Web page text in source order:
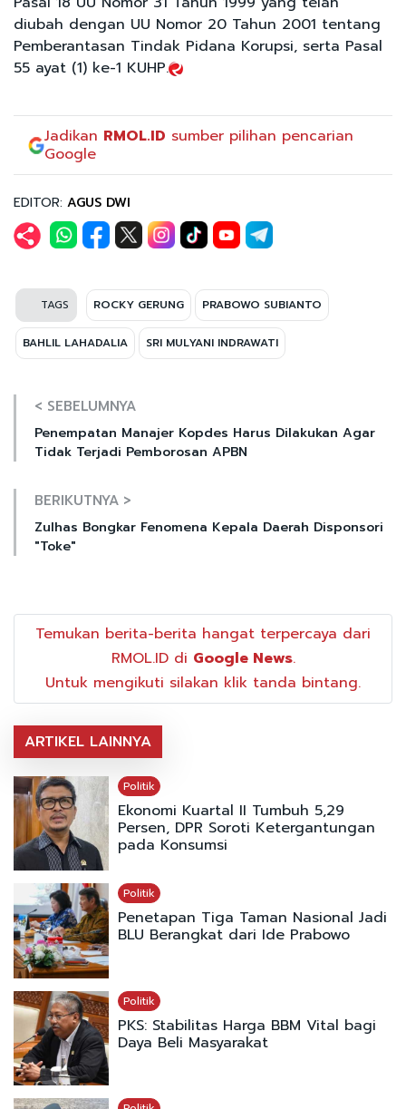
diubah dengan UU Nomor 20 Tahun 2001 tentang
Pemberantasan Tindak Pidana Korupsi, serta Pasal
55 ayat (1) ke-1 KUHP.
Jadikan RMOL.ID sumber pilihan pencarian
Google
EDITOR: AGUS DWI
TAGS ROCKY GERUNG PRABOWO SUBIANTO
BAHLIL LAHADALIA SRI MULYANI INDRAWATI
< SEBELUMNYA
Penempatan Manajer Kopdes Harus Dilakukan Agar
Tidak Terjadi Pemborosan APBN
BERIKUTNYA >
Zulhas Bongkar Fenomena Kepala Daerah Disponsori
"Toke"
Temukan berita-berita hangat terpercaya dari
RMOL.ID di Google News.
Untuk mengikuti silakan klik tanda bintang.
ARTIKEL LAINNYA
Politik
Ekonomi Kuartal II Tumbuh 5,29
Persen, DPR Soroti Ketergantungan
pada Konsumsi
Politik
Penetapan Tiga Taman Nasional Jadi
BLU Berangkat dari Ide Prabowo
Politik
PKS: Stabilitas Harga BBM Vital bagi
Daya Beli Masyarakat